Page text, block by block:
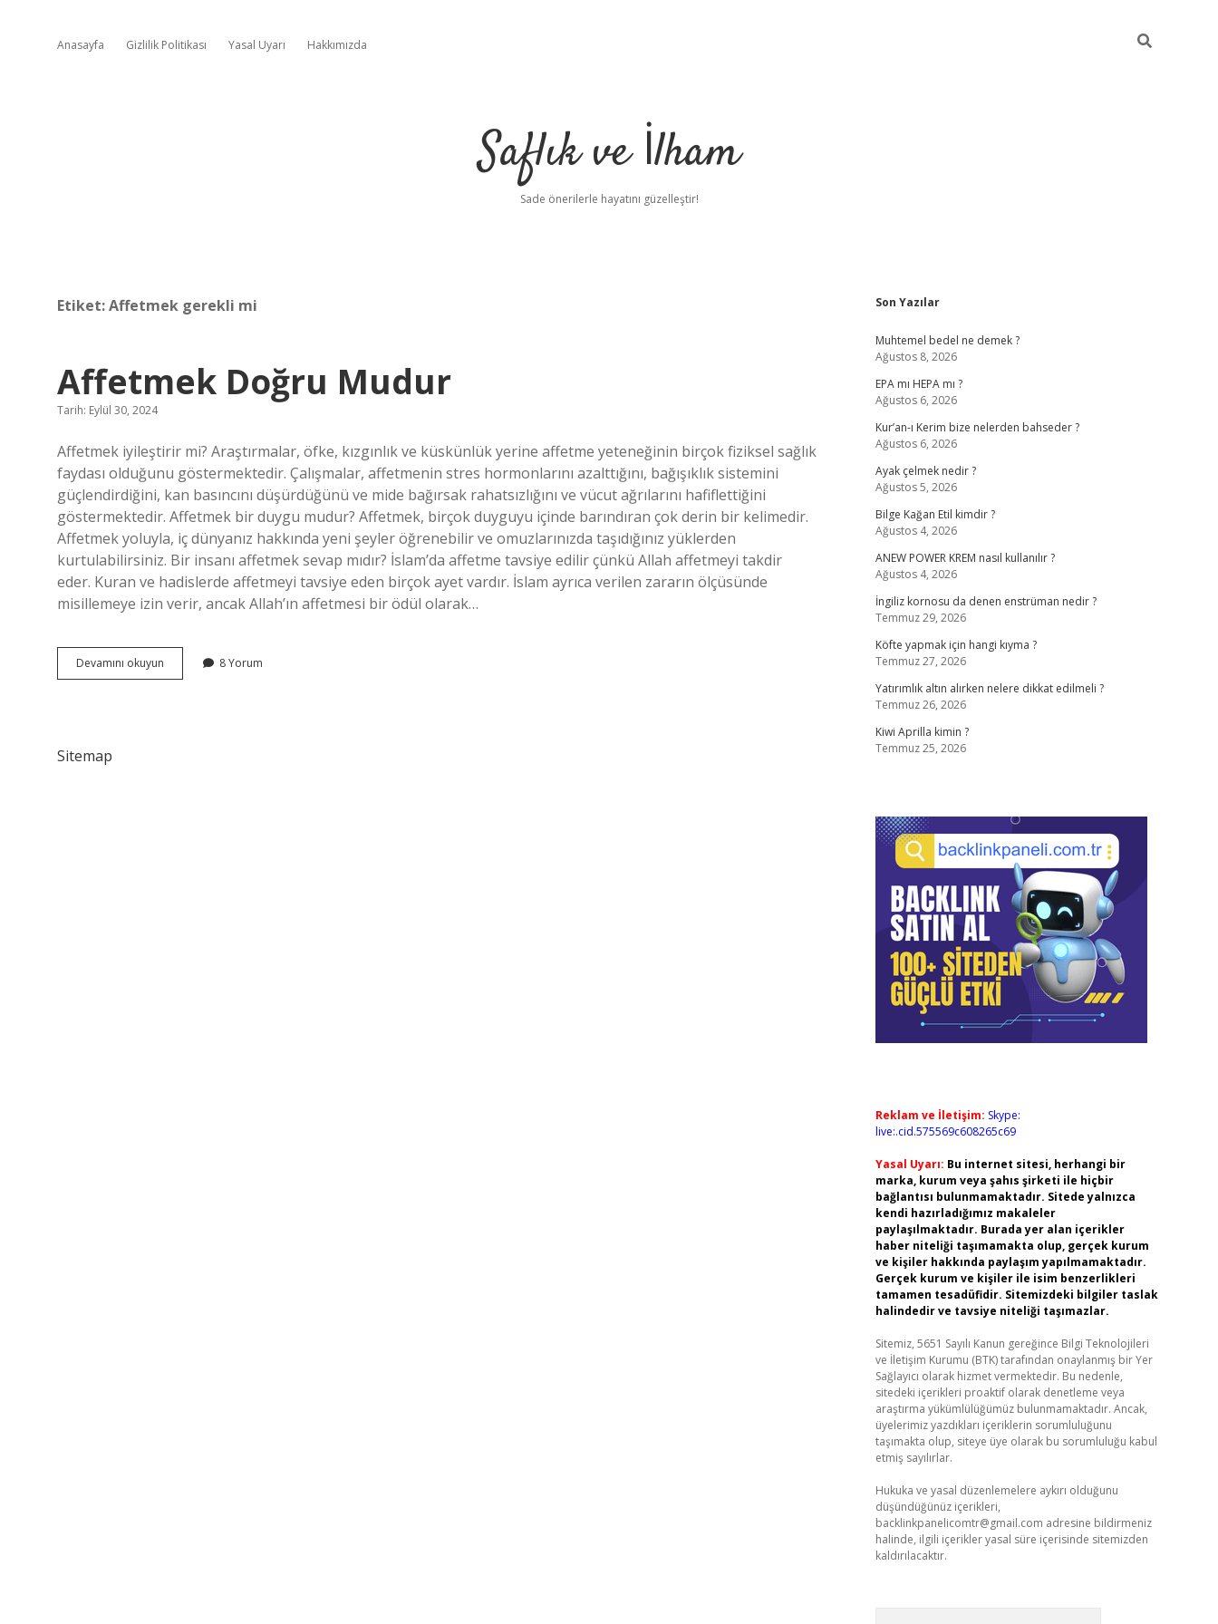
Anasayfa Gizlilik Politikası Yasal Uyarı Hakkımızda
Saflık ve İlham
Sade önerilerle hayatını güzelleştir!
Etiket:Affetmek gerekli mi
Affetmek Doğru Mudur
Tarih: Eylül 30, 2024
Affetmek iyileştirir mi? Araştırmalar, öfke, kızgınlık ve küskünlük yerine affetme yeteneğinin birçok fiziksel sağlık
faydası olduğunu göstermektedir. Çalışmalar, affetmenin stres hormonlarını azalttığını, bağışıklık sistemini
güçlendirdiğini, kan basıncını düşürdüğünü ve mide bağırsak rahatsızlığını ve vücut ağrılarını hafiflettiğini
göstermektedir. Affetmek bir duygu mudur? Affetmek, birçok duyguyu içinde barındıran çok derin bir kelimedir.
Affetmek yoluyla, iç dünyanız hakkında yeni şeyler öğrenebilir ve omuzlarınızda taşıdığınız yüklerden
kurtulabilirsiniz. Bir insanı affetmek sevap mıdır? İslam’da affetme tavsiye edilir çünkü Allah affetmeyi takdir
eder. Kuran ve hadislerde affetmeyi tavsiye eden birçok ayet vardır. İslam ayrıca verilen zararın ölçüsünde
misillemeye izin verir, ancak Allah’ın affetmesi bir ödül olarak…
Devamını okuyun Affetmek
Doğru
8 Yorum
Sitemap
Sidebar
Son Yazılar
Muhtemel bedel ne demek ?
Ağustos 8, 2026
EPA mı HEPA mı ?
Ağustos 6, 2026
Kur’an-ı Kerim bize nelerden bahseder ?
Ağustos 6, 2026
Ayak çelmek nedir ?
Ağustos 5, 2026
Bilge Kağan Etil kimdir ?
Ağustos 4, 2026
ANEW POWER KREM nasıl kullanılır ?
Ağustos 4, 2026
İngiliz kornosu da denen enstrüman nedir ?
Temmuz 29, 2026
Köfte yapmak için hangi kıyma ?
Temmuz 27, 2026
Yatırımlık altın alırken nelere dikkat edilmeli ?
Temmuz 26, 2026
Kiwi Aprilla kimin ?
Temmuz 25, 2026
Reklam ve İletişim: Skype:
live:.cid.575569c608265c69
Yasal Uyarı: Bu internet sitesi, herhangi bir
marka, kurum veya şahıs şirketi ile hiçbir
bağlantısı bulunmamaktadır. Sitede yalnızca
kendi hazırladığımız makaleler
paylaşılmaktadır. Burada yer alan içerikler
haber niteliği taşımamakta olup, gerçek kurum
ve kişiler hakkında paylaşım yapılmamaktadır.
Gerçek kurum ve kişiler ile isim benzerlikleri
tamamen tesadüfidir. Sitemizdeki bilgiler taslak
halindedir ve tavsiye niteliği taşımazlar.
Sitemiz, 5651 Sayılı Kanun gereğince Bilgi Teknolojileri
ve İletişim Kurumu (BTK) tarafından onaylanmış bir Yer
Sağlayıcı olarak hizmet vermektedir. Bu nedenle,
sitedeki içerikleri proaktif olarak denetleme veya
araştırma yükümlülüğümüz bulunmamaktadır. Ancak,
üyelerimiz yazdıkları içeriklerin sorumluluğunu
taşımakta olup, siteye üye olarak bu sorumluluğu kabul
etmiş sayılırlar.
Hukuka ve yasal düzenlemelere aykırı olduğunu
düşündüğünüz içerikleri,
backlinkpanelicomtr@gmail.com adresine bildirmeniz
halinde, ilgili içerikler yasal süre içerisinde sitemizden
kaldırılacaktır.